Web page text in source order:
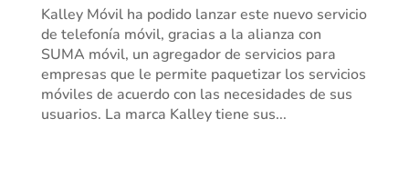
Kalley Móvil ha podido lanzar este nuevo servicio
de telefonía móvil, gracias a la alianza con
SUMA móvil, un agregador de servicios para
empresas que le permite paquetizar los servicios
móviles de acuerdo con las necesidades de sus
usuarios. La marca Kalley tiene sus...